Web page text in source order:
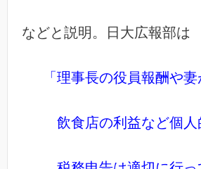
などと説明。日大広報部は
「理事長の役員報酬や
飲食店の利益など個人